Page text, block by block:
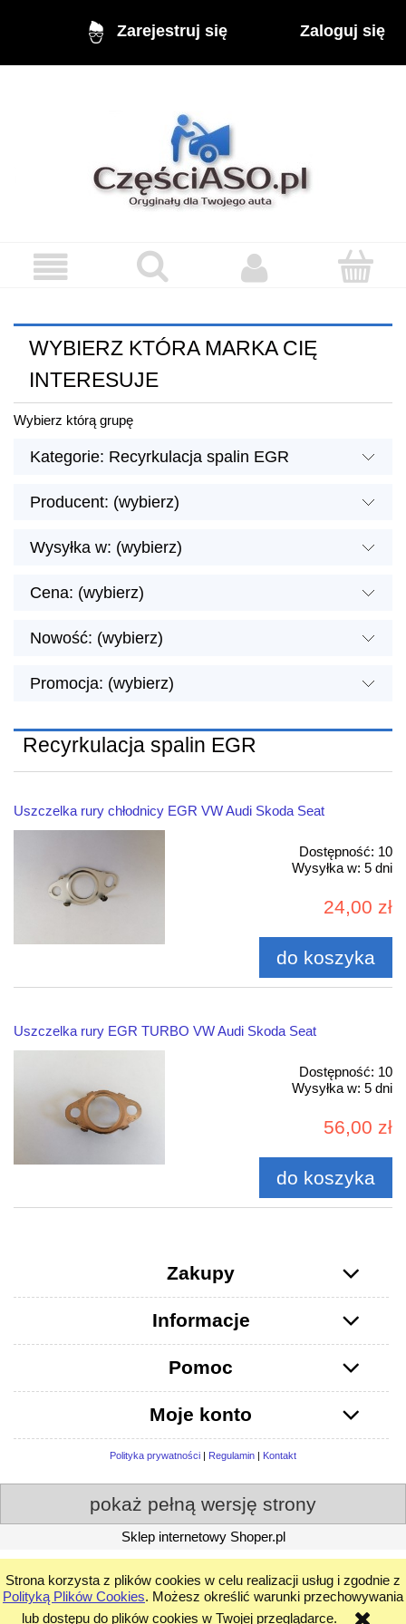
Strona korzysta z plików cookies w celu realizacji usług i zgodnie z
Polityką Plików Cookies. Możesz określić warunki przechowywania
lub dostępu do plików cookies w Twojej przeglądarce.
Zarejestruj się Zaloguj się
WYBIERZ KTÓRA MARKA CIĘ
INTERESUJE
Wybierz którą grupę
Kategorie: Recyrkulacja spalin EGR
Producent: (wybierz)
Wysyłka w: (wybierz)
Cena: (wybierz)
Nowość: (wybierz)
Promocja: (wybierz)
Recyrkulacja spalin EGR
Uszczelka rury chłodnicy EGR VW Audi Skoda Seat
Dostępność: 10
Wysyłka w: 5 dni
24,00 zł
do koszyka
Uszczelka rury EGR TURBO VW Audi Skoda Seat
Dostępność: 10
Wysyłka w: 5 dni
56,00 zł
do koszyka
Zakupy
Informacje
Pomoc
Moje konto
Polityka prywatności | Regulamin | Kontakt
pokaż pełną wersję strony
Sklep internetowy Shoper.pl